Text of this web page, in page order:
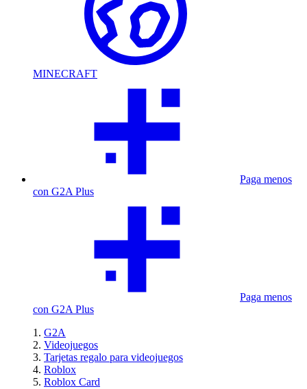
MINECRAFT
Paga menos
con G2A Plus
Paga menos
con G2A Plus
G2A
Videojuegos
Tarjetas regalo para videojuegos
Roblox
Roblox Card